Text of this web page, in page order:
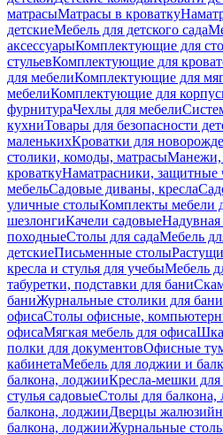
матрасыМатрасы в кроватку
детскиеМебель для детского сада
аксессуарыКомплектующие для
стульевКомплектующие для
для мебелиКомплектующие для
мебелиКомплектующие для
фурнитураЧехлы для мебели
кухниТовары для безопасности
маленькихКроватки для
столики, комоды, матрасыМанежи,
кроваткуНаматрасники, защитные
мебельСадовые диваны, кресла
уличные столыКомплекты мебели
шезлонгиКачели садовыеНадувная
походныеСтолы для садаМебель
детскиеПисьменные столы
кресла и стулья для учебыМебель
табуретки, подставки для бани
баниЖурнальные столики для бани
офисаСтолы офисные,
офисаМягкая мебель для офиса
полки для документовОфисные
кабинетаМебель для лоджии и
балкона, лоджииКресла-мешки для
стулья садовыеСтолы для балкона,
балкона, лоджииДверцы
балкона, лоджииЖурнальные